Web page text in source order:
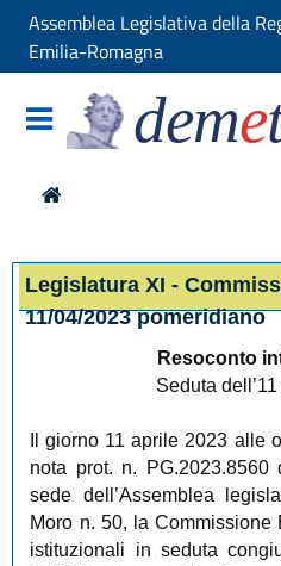
Assemblea Legislativa della
Emilia-Romagna
deme
Legislatura XI -
11/04/2023 pomeridiano
Resoconto
Seduta
Il giorno 11 aprile 2023 alle
nota prot. n. PG.2023.8560
sede dell’Assemblea
Moro n. 50, la Commissione
istituzionali in seduta